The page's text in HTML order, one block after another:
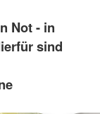
Not - in
sind